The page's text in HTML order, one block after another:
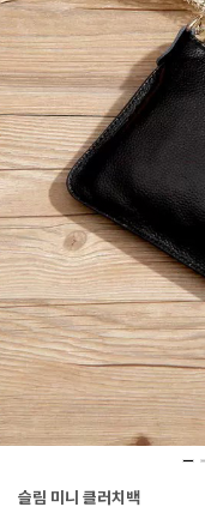
슬림 미니 클러치백